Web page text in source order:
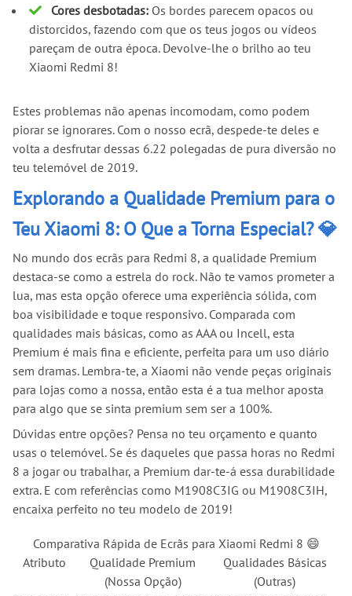
Cores desbotadas:Os bordes parecem opacos ou
distorcidos, fazendo com que os teus jogos ou vídeos
pareçam de outra época. Devolve-lhe o brilho ao teu
Xiaomi Redmi 8!
Estes problemas não apenas incomodam, como podem
piorar se ignorares. Com o nosso ecrã, despede-te deles e
volta a desfrutar dessas 6.22 polegadas de pura diversão no
teu telemóvel de 2019.
Explorando a Qualidade Premium para o
Teu Xiaomi 8: O Que a Torna Especial? 💎
No mundo dos ecrãs para Redmi 8, a qualidade Premium
destaca-se como a estrela do rock. Não te vamos prometer a
lua, mas esta opção oferece uma experiência sólida, com
boa visibilidade e toque responsivo. Comparada com
qualidades mais básicas, como as AAA ou Incell, esta
Premium é mais fina e eficiente, perfeita para um uso diário
sem dramas. Lembra-te, a Xiaomi não vende peças originais
para lojas como a nossa, então esta é a tua melhor aposta
para algo que se sinta premium sem ser a 100%.
Dúvidas entre opções? Pensa no teu orçamento e quanto
usas o telemóvel. Se és daqueles que passa horas no Redmi
8 a jogar ou trabalhar, a Premium dar-te-á essa durabilidade
extra. E com referências como M1908C3IG ou M1908C3IH,
encaixa perfeito no teu modelo de 2019!
Comparativa Rápida de Ecrãs para Xiaomi Redmi 8 😄
Atributo
Qualidade Premium
(Nossa Opção)
Qualidades Básicas
(Outras)